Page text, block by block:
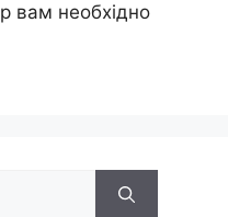
вам необхідно